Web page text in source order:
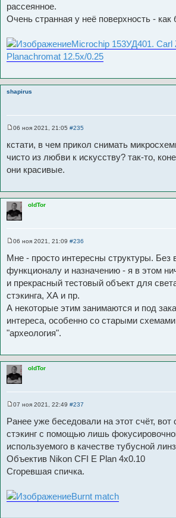
рассеянное.
Очень странная у неё поверхность - как
Microchip 153УД401. Carl
Planachromat 12.5x/0.25
shapirus
о
б
щ
е
е
06 ноя 2021, 21:05 #235
кстати, в чем прикол снимать
чисто из любви к искусству? так-то,
они красивые.
oldTor
о
о
б
щ
е
и
06 ноя 2021, 21:09 #236
Мне - просто интересны структуры. Без
функционалу и назначению - я в этом
и прекрасный тестовый объект для
стэкинга, ХА и пр.
А некоторые этим занимаются и под
интереса, особенно со старыми
"археология".
oldTor
о
б
щ
е
и
07 ноя 2021, 22:49 #237
Ранее уже беседовали на этот счёт,
стэкинг с помощью лишь
используемого в качестве тубусной
Объектив Nikon CFI E Plan 4х0.10
Сгоревшая спичка.
Burnt match